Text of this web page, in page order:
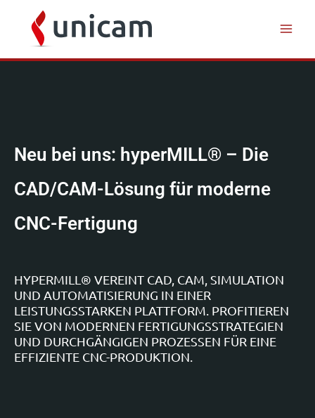
springen
springen
Neu bei uns: hyperMILL® – Die
CAD/CAM-Lösung für moderne
CNC-Fertigung
HYPERMILL® VEREINT CAD, CAM, SIMULATION
UND AUTOMATISIERUNG IN EINER
LEISTUNGSSTARKEN PLATTFORM. PROFITIEREN
SIE VON MODERNEN FERTIGUNGSSTRATEGIEN
UND DURCHGÄNGIGEN PROZESSEN FÜR EINE
EFFIZIENTE CNC-PRODUKTION.